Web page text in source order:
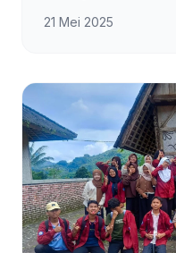
21 Mei 2025